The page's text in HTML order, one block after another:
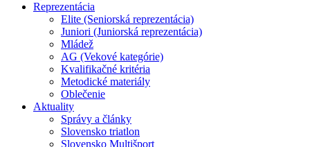
Reprezentácia
Elite (Seniorská reprezentácia)
Juniori (Juniorská reprezentácia)
Mládež
AG (Vekové kategórie)
Kvalifikačné kritéria
Metodické materiály
Oblečenie
Aktuality
Správy a články
Slovensko triatlon
Slovensko Multišport